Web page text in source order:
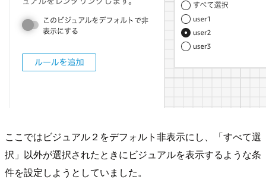
ここではビジュアル２をデフォルト非表示にし、「すべて選
択」以外が選択されたときにビジュアルを表示するような条
件を設定しようとしていました。